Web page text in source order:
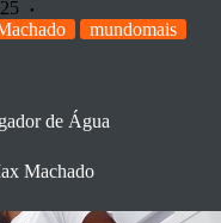
mundomais
de Água
Machado